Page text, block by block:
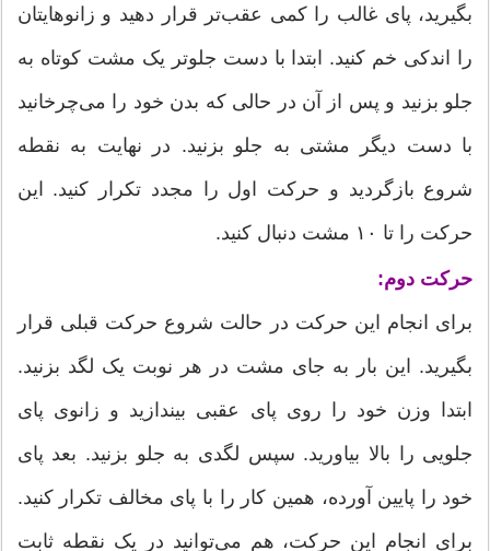
بگیرید، پای غالب را کمی عقب‌تر قرار دهید و زانوهایتان
را اندکی خم کنید. ابتدا با دست جلو‌تر یک مشت کوتاه به
جلو بزنید و پس از آن در حالی که بدن خود را می‌چرخانید
با دست دیگر مشتی به جلو بزنید. در نهایت به نقطه
شروع بازگردید و حرکت اول را مجدد تکرار کنید. این
حرکت را تا ۱۰ مشت دنبال کنید.
حرکت دوم:
برای انجام این حرکت در حالت شروع حرکت قبلی قرار
بگیرید. این بار به جای مشت در هر نوبت یک لگد بزنید.
ابتدا وزن خود را روی پای عقبی بیندازید و زانوی پای
جلویی را بالا بیاورید. سپس لگدی به جلو بزنید. بعد پای
خود را پایین آورده، همین کار را با پای مخالف تکرار کنید.
برای انجام این حرکت، هم می‌توانید در یک نقطه ثابت